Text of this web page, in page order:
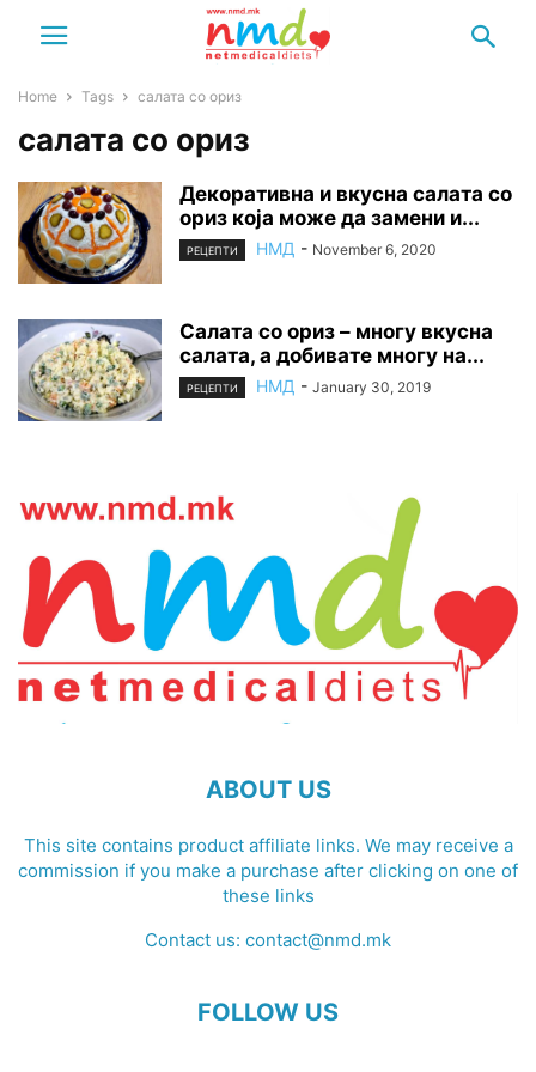
Home Tags салата со ориз
салата со ориз
Декоративна и вкусна салата со
ориз која може да замени и...
РЕЦЕПТИ НМД - November 6, 2020
Салата со ориз – многу вкусна
салата, а добивате многу на...
РЕЦЕПТИ НМД - January 30, 2019
ABOUT US
This site contains product affiliate links. We may receive a
commission if you make a purchase after clicking on one of
these links
Contact us: contact@nmd.mk
FOLLOW US